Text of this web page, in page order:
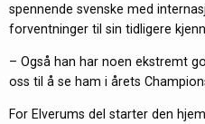
spennende svenske med
forventninger til sin tidligere
– Også han har noen ekstremt
oss til å se ham i årets
For Elverums del starter den